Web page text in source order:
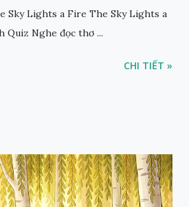
Sky Lights a Fire The Sky Lights a
Quiz Nghe đọc thơ ...
CHI TIẾT »